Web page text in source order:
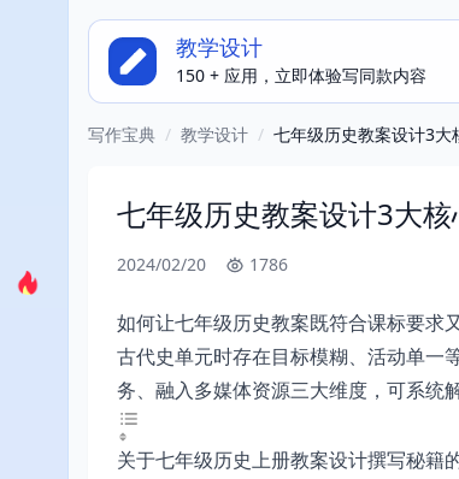
教学设计
150 + 应用，立即体验写同款内容
写作宝典 / 教学设计 / 七年级历史教案设计3大
七年级历史教案设计3大
2024/02/20 1786
如何让七年级历史教案既符合课标要求
古代史单元时存在目标模糊、活动单一
务、融入多媒体资源三大维度，可系统
关于七年级历史上册教案设计撰写秘籍